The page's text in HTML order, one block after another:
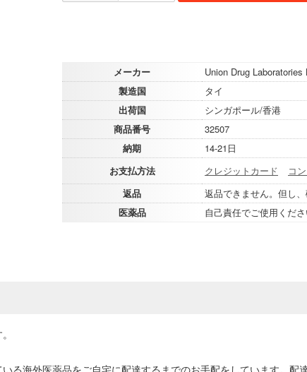
メーカー
Union Drug Laboratories
製造国
タイ
出荷国
シンガポール/香港
商品番号
32507
納期
14-21日
お支払方法
クレジットカード コ
返品
返品できません。但し
医薬品
自己責任でご使用くだ
る海外医薬品をご自宅に配達するまでのお手配をしています。配